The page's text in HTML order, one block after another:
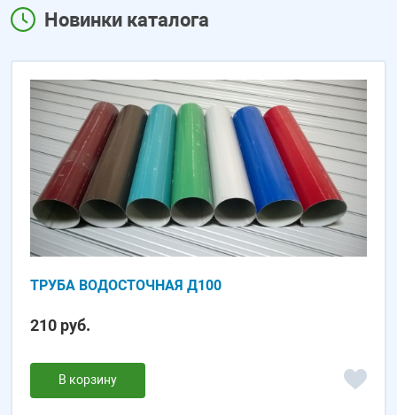
Новинки каталога
ТРУБА ВОДОСТОЧНАЯ Д100
210 руб.
В корзину